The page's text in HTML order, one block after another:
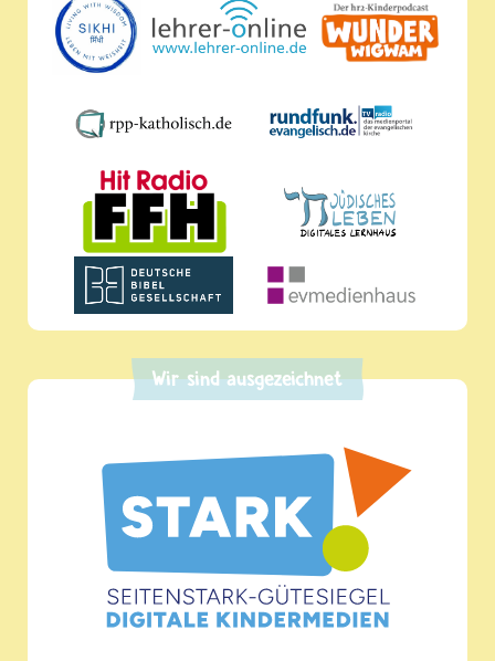
Wir sind ausgezeichnet